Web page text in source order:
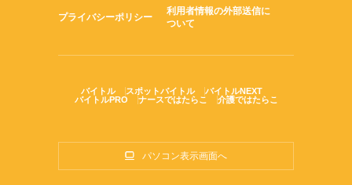
プライバシーポリシー
利用者情報の外部送信に
ついて
バイトル スポットバイトル
バイトルNEXT
バイトルPRO
ナースではたらこ 介護ではたらこ
パソコン表示画面へ